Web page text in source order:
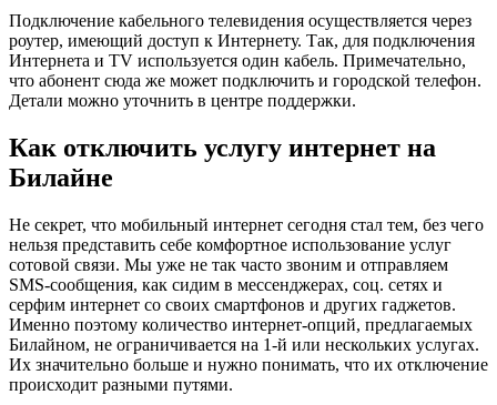
Подключение кабельного телевидения осуществляется через
роутер, имеющий доступ к Интернету. Так, для подключения
Интернета и TV используется один кабель. Примечательно,
что абонент сюда же может подключить и городской телефон.
Детали можно уточнить в центре поддержки.
Как отключить услугу интернет на
Билайне
Не секрет, что мобильный интернет сегодня стал тем, без чего
нельзя представить себе комфортное использование услуг
сотовой связи. Мы уже не так часто звоним и отправляем
SMS-сообщения, как сидим в мессенджерах, соц. сетях и
серфим интернет со своих смартфонов и других гаджетов.
Именно поэтому количество интернет-опций, предлагаемых
Билайном, не ограничивается на 1-й или нескольких услугах.
Их значительно больше и нужно понимать, что их отключение
происходит разными путями.